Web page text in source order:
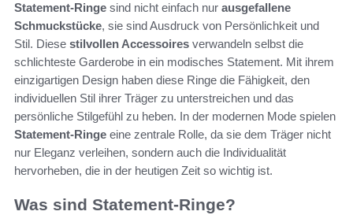
Statement-Ringe sind nicht einfach nur ausgefallene
Schmuckstücke, sie sind Ausdruck von Persönlichkeit und
Stil. Diese stilvollen Accessoires verwandeln selbst die
schlichteste Garderobe in ein modisches Statement. Mit ihrem
einzigartigen Design haben diese Ringe die Fähigkeit, den
individuellen Stil ihrer Träger zu unterstreichen und das
persönliche Stilgefühl zu heben. In der modernen Mode spielen
Statement-Ringe eine zentrale Rolle, da sie dem Träger nicht
nur Eleganz verleihen, sondern auch die Individualität
hervorheben, die in der heutigen Zeit so wichtig ist.
Was sind Statement-Ringe?